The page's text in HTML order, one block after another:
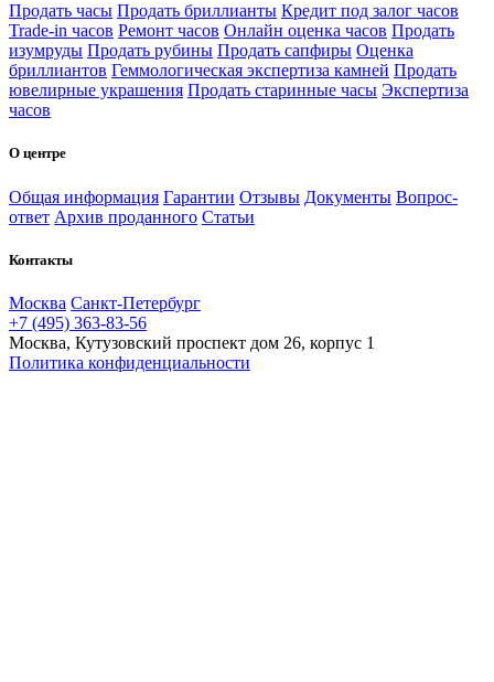
Продать часы Продать бриллианты Кредит под залог часов
Trade-in часов Ремонт часов Онлайн оценка часов Продать
изумруды Продать рубины Продать сапфиры Оценка
бриллиантов Геммологическая экспертиза камней Продать
ювелирные украшения Продать старинные часы Экспертиза
часов
О центре
Общая информация Гарантии Отзывы Документы Вопрос-
ответ Архив проданного Статьи
Контакты
Москва Санкт-Петербург
+7 (495) 363-83-56
Москва, Кутузовский проспект дом 26, корпус 1
Политика конфиденциальности